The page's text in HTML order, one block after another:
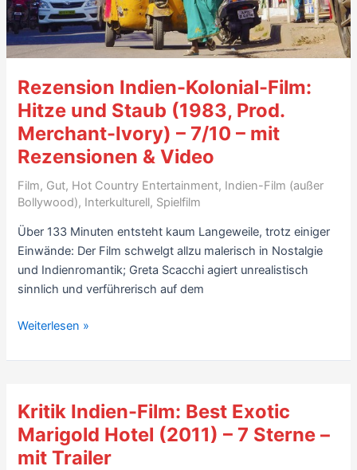
Rezension Indien-Kolonial-Film:
Hitze und Staub (1983, Prod.
Merchant-Ivory) – 7/10 – mit
Rezensionen & Video
Film, Gut, Hot Country Entertainment, Indien-Film (außer
Bollywood), Interkulturell, Spielfilm
Über 133 Minuten entsteht kaum Langeweile, trotz einiger
Einwände: Der Film schwelgt allzu malerisch in Nostalgie
und Indienromantik; Greta Scacchi agiert unrealistisch
sinnlich und verführerisch auf dem
Rezension
Kolonial-
Hitze
und
Staub
(1983,
Weiterlesen »
Kritik Indien-Film: Best Exotic
Marigold Hotel (2011) – 7 Sterne –
mit Trailer